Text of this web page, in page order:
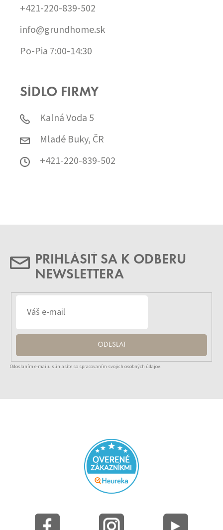
+421-220-839-502
info@grundhome.sk
Po-Pia 7:00-14:30
SÍDLO FIRMY
Kalná Voda 5
Mladé Buky, ČR
+421-220-839-502
PRIHLÁSIŤ SA K ODBERU
NEWSLETTERA
ODESLAT
Odoslaním e-mailu súhlasíte so spracovaním svojich osobných údajov.